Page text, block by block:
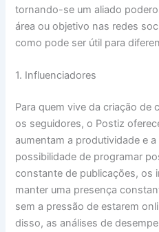
tornando-se um aliado
área ou objetivo nas redes
como pode ser útil para
1. Influenciadores
Para quem vive da criação de
os seguidores, o Postiz
aumentam a produtividade e
possibilidade de programar
constante de publicações, os
manter uma presença
sem a pressão de estarem
disso, as análises de